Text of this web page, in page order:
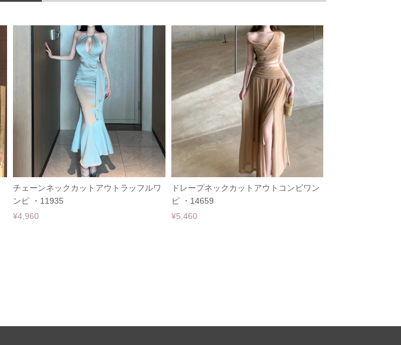
チェーンネックカットアウトラッフルワ
ンピ ・11935
¥4,960
ドレープネックカットアウトコンビワン
ピ ・14659
¥5,460